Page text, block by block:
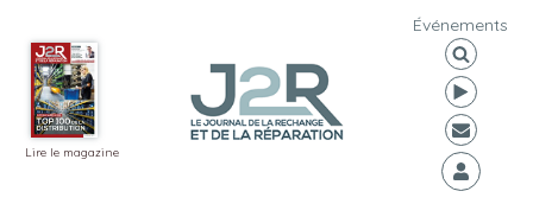
Lire le magazine
Événements